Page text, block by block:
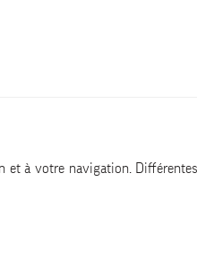
à votre navigation.